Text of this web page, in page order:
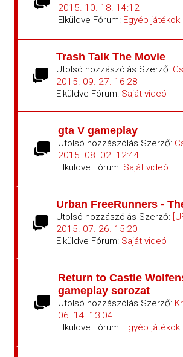
2015. 10. 18. 14:12
Elküldve Fórum: Egyéb játékok
Trash Talk The Movie
Utolsó hozzászólás Szerző:
2015. 09. 27. 16:28
Elküldve Fórum: Saját videó
gta V gameplay
Utolsó hozzászólás Szerző:
2015. 08. 02. 12:44
Elküldve Fórum: Saját videó
Urban FreeRunners -
Utolsó hozzászólás Szerző:
2015. 07. 26. 15:20
Elküldve Fórum: Saját videó
Return to Castle
gameplay sorozat
Utolsó hozzászólás Szerző:
06. 14. 13:04
Elküldve Fórum: Egyéb játékok